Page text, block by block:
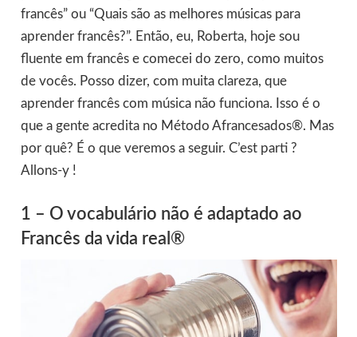
francês” ou “Quais são as melhores músicas para
aprender francês?”. Então, eu, Roberta, hoje sou
fluente em francês e comecei do zero, como muitos
de vocês. Posso dizer, com muita clareza, que
aprender francês com música não funciona. Isso é o
que a gente acredita no Método Afrancesados®. Mas
por quê? É o que veremos a seguir. C’est parti ?
Allons-y !
1 – O vocabulário não é adaptado ao
Francês da vida real®